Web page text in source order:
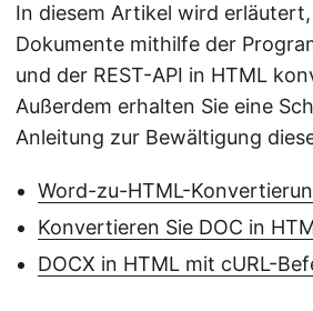
In diesem Artikel wird
Dokumente mithilfe der
und der REST-API in HTML
Außerdem erhalten Sie eine
Anleitung zur Bewältigung
Word-zu-HTML-
Konvertieren Sie DOC in
DOCX in HTML mit cURL-